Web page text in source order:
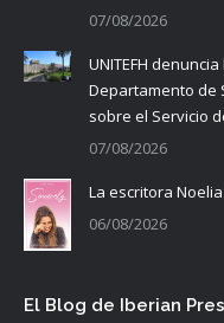
07/08/2026
UNITEFH
Departamento de
sobre el Servicio
07/08/2026
La escritora
06/08/2026
El Blog de Iberian